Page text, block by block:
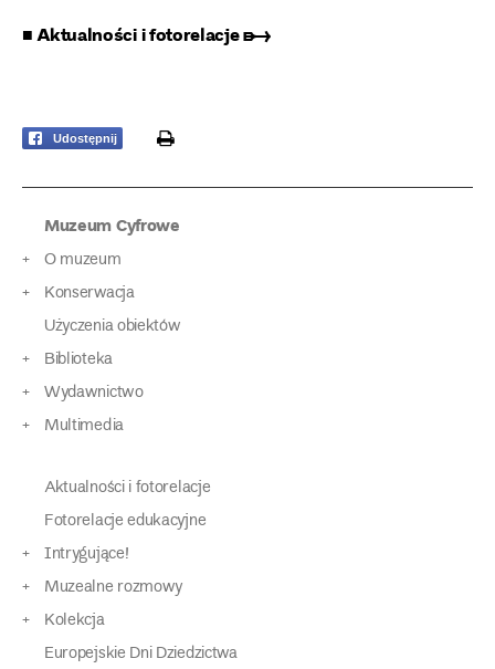
■ Aktualności i fotorelacje ➸
Udostępnij print
Muzeum Cyfrowe
O muzeum
Konserwacja
Użyczenia obiektów
Biblioteka
Wydawnictwo
Multimedia
Aktualności i fotorelacje
Fotorelacje edukacyjne
Intrygujące!
Muzealne rozmowy
Kolekcja
Europejskie Dni Dziedzictwa